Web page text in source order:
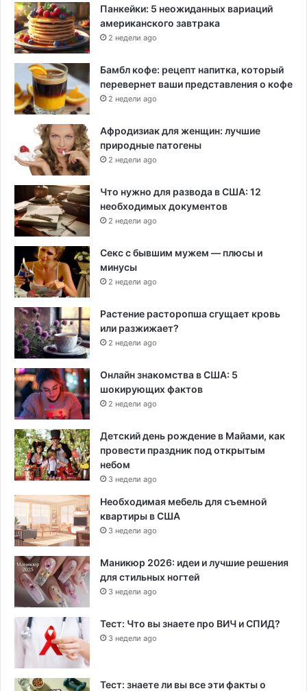
Панкейки: 5 неожиданных вариаций
американского завтрака
2 недели ago
Бамбл кофе: рецепт напитка, который
перевернет ваши представления о кофе
2 недели ago
Афродизиак для женщин: лучшие
природные патогены
2 недели ago
Что нужно для развода в США: 12
необходимых документов
2 недели ago
Секс с бывшим мужем — плюсы и
минусы
2 недели ago
Растение расторопша сгущает кровь
или разжижает?
2 недели ago
Онлайн знакомства в США: 5
шокирующих фактов
2 недели ago
Детский день рождение в Майами, как
провести праздник под открытым
небом
3 недели ago
Необходимая мебель для съемной
квартиры в США
3 недели ago
Маникюр 2026: идеи и лучшие решения
для стильных ногтей
3 недели ago
Тест: Что вы знаете про ВИЧ и СПИД?
3 недели ago
Тест: знаете ли вы все эти факты о